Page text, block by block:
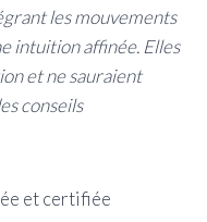
les mouvements
intuition affinée. Elles
et ne sauraient
conseils
et certifiée